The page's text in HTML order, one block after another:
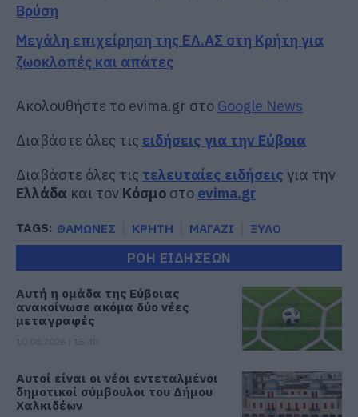
Βρύση
Μεγάλη επιχείρηση της ΕΛ.ΑΣ στη Κρήτη για
ζωοκλοπές και απάτες
Ακολουθήστε το evima.gr στο Google News
Διαβάστε όλες τις ειδήσεις για την Εύβοια
Διαβάστε όλες τις τελευταίες ειδήσεις για την
Ελλάδα και τον Κόσμο στο evima.gr
TAGS: ΘΑΜΩΝΕΣ ΚΡΗΤΗ ΜΑΓΑΖΙ ΞΥΛΟ
ΡΟΗ ΕΙΔΗΣΕΩΝ
Αυτή η ομάδα της Εύβοιας
ανακοίνωσε ακόμα δύο νέες
μεταγραφές
Αυτοί είναι οι νέοι εντεταλμένοι
δημοτικοί σύμβουλοι του Δήμου
Χαλκιδέων